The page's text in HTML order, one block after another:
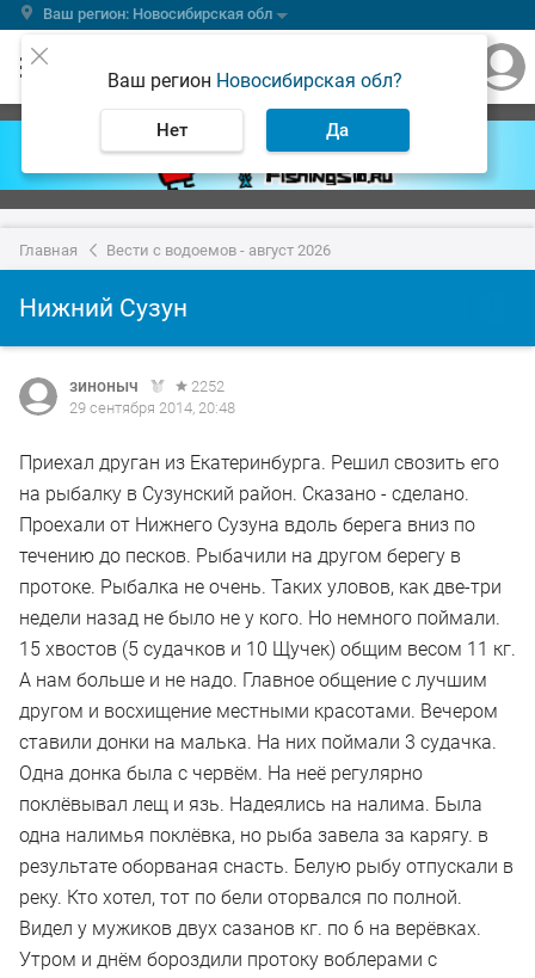
Ваш регион: Новосибирская обл
Ваш регион Новосибирская обл?
Нет Да
Главная Вести с водоемов - август 2026
Нижний Сузун
зиноныч
2252
29 сентября 2014, 20:48
Приехал друган из Екатеринбурга. Решил свозить его
на рыбалку в Сузунский район. Сказано - сделано.
Проехали от Нижнего Сузуна вдоль берега вниз по
течению до песков. Рыбачили на другом берегу в
протоке. Рыбалка не очень. Таких уловов, как две-три
недели назад не было не у кого. Но немного поймали.
15 хвостов (5 судачков и 10 Щучек) общим весом 11 кг.
А нам больше и не надо. Главное общение с лучшим
другом и восхищение местными красотами. Вечером
ставили донки на малька. На них поймали 3 судачка.
Одна донка была с червём. На неё регулярно
поклёвывал лещ и язь. Надеялись на налима. Была
одна налимья поклёвка, но рыба завела за карягу. в
результате оборваная снасть. Белую рыбу отпускали в
реку. Кто хотел, тот по бели оторвался по полной.
Видел у мужиков двух сазанов кг. по 6 на верёвках.
Утром и днём бороздили протоку воблерами с